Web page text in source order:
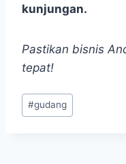
kunjungan.
Pastikan bisnis
tepat!
Post
Tags:
#gudang